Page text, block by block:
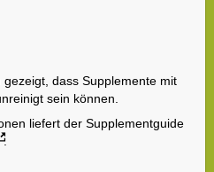
dass Supplemente mit
sein können.
liefert der Supplementguide
.